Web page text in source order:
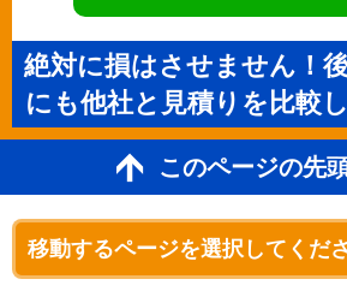
絶対に損はさせません！
にも他社と見積りを比較
このページの先